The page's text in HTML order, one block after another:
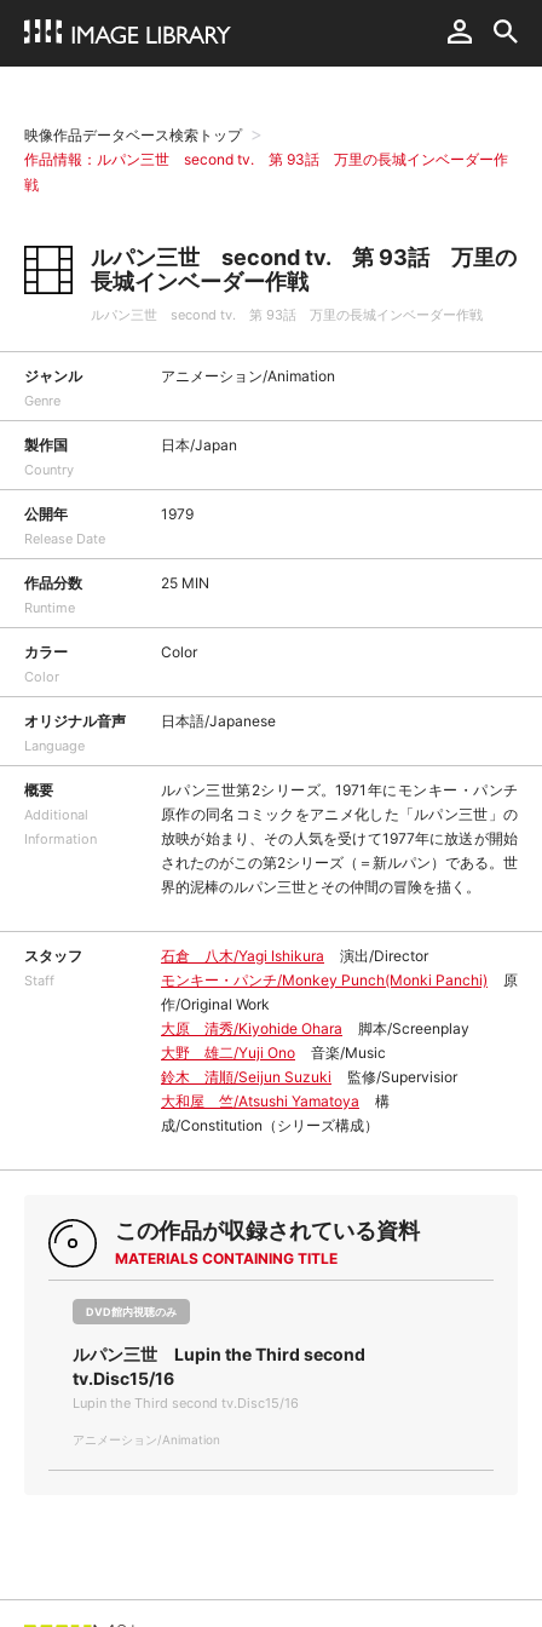
映像作品データベース検索トップ
作品情報：ルパン三世 second tv. 第 93話 万里の長城インベーダー作
戦
ルパン三世 second tv. 第 93話 万里の
長城インベーダー作戦
ルパン三世 second tv. 第 93話 万里の長城インベーダー作戦
ジャンル
Genre
アニメーション/Animation
製作国
Country
日本/Japan
公開年
Release Date
1979
作品分数
Runtime
25 MIN
カラー
Color
Color
オリジナル音声
Language
日本語/Japanese
概要
Additional
Information
ルパン三世第2シリーズ。1971年にモンキー・パンチ
原作の同名コミックをアニメ化した「ルパン三世」の
放映が始まり、その人気を受けて1977年に放送が開始
されたのがこの第2シリーズ（＝新ルパン）である。世
界的泥棒のルパン三世とその仲間の冒険を描く。
スタッフ
Staff
石倉 八木/Yagi Ishikura
演出/Director
モンキー・パンチ/Monkey Punch(Monki Panchi)
原
作/Original Work
大原 清秀/Kiyohide Ohara
脚本/Screenplay
大野 雄二/Yuji Ono
音楽/Music
鈴木 清順/Seijun Suzuki
監修/Supervisior
大和屋 竺/Atsushi Yamatoya
構
成/Constitution（シリーズ構成）
この作品が収録されている資料
MATERIALS CONTAINING TITLE
DVD館内視聴のみ
ルパン三世 Lupin the Third second
tv.Disc15/16
Lupin the Third second tv.Disc15/16
アニメーション/Animation